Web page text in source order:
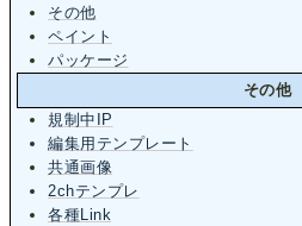
その他
ペイント
パッケージ
その他
規制中IP
編集用テンプレート
共通画像
2chテンプレ
各種Link